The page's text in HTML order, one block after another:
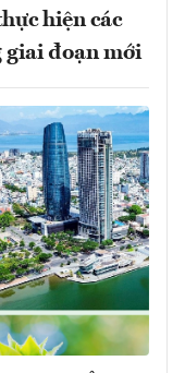
hiện các
đoạn mới